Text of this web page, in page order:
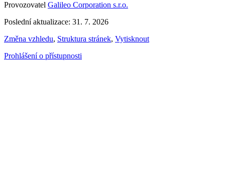
Provozovatel Galileo Corporation s.r.o.
Poslední aktualizace: 31. 7. 2026
Změna vzhledu, Struktura stránek, Vytisknout
Prohlášení o přístupnosti